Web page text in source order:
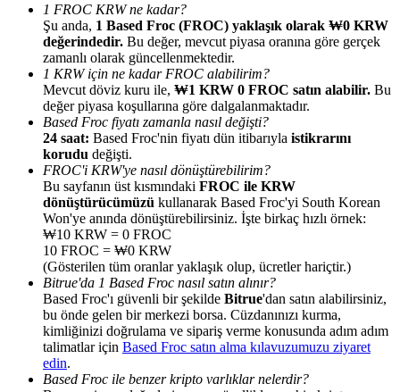
Bitrue İş Ortağı
Kullanıcı başına %65'e kadar komisyon!
Yönlendirme
Arkadaşını davet et, nakit ödüller kazan
BTC Welcome Rewards
1 FROC KRW ne kadar?
Şu anda, 1 Based Froc (FROC) yaklaşık olarak ₩0 KRW
değerindedir. Bu değer, mevcut piyasa oranına göre gerçek
zamanlı olarak güncellenmektedir.
1 KRW için ne kadar FROC alabilirim?
Mevcut döviz kuru ile, ₩1 KRW 0 FROC satın alabilir. Bu
değer piyasa koşullarına göre dalgalanmaktadır.
Based Froc fiyatı zamanla nasıl değişti?
24 saat: Based Froc'nin fiyatı dün itibarıyla istikrarını
korudu değişti.
FROC'i KRW'ye nasıl dönüştürebilirim?
Bu sayfanın üst kısmındaki FROC ile KRW
dönüştürücümüzü kullanarak Based Froc'yi South Korean
Won'ye anında dönüştürebilirsiniz. İşte birkaç hızlı örnek:
₩10 KRW = 0 FROC
10 FROC = ₩0 KRW
(Gösterilen tüm oranlar yaklaşık olup, ücretler hariçtir.)
Bitrue'da 1 Based Froc nasıl satın alınır?
Based Froc'ı güvenli bir şekilde Bitrue'dan satın alabilirsiniz,
bu önde gelen bir merkezi borsa. Cüzdanınızı kurma,
kimliğinizi doğrulama ve sipariş verme konusunda adım adım
talimatlar için Based Froc satın alma kılavuzumuzu ziyaret
edin.
Based Froc ile benzer kripto varlıklar nelerdir?